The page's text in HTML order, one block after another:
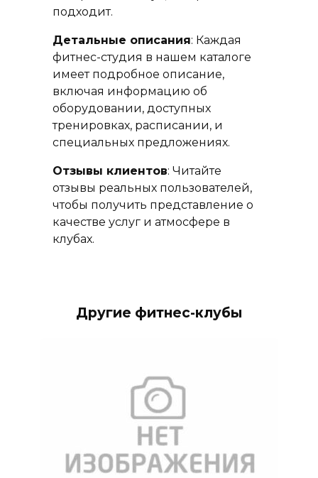
подходит.
Детальные описания: Каждая
фитнес-студия в нашем каталоге
имеет подробное описание,
включая информацию об
оборудовании, доступных
тренировках, расписании, и
специальных предложениях.
Отзывы клиентов: Читайте
отзывы реальных пользователей,
чтобы получить представление о
качестве услуг и атмосфере в
клубах.
Другие фитнес-клубы